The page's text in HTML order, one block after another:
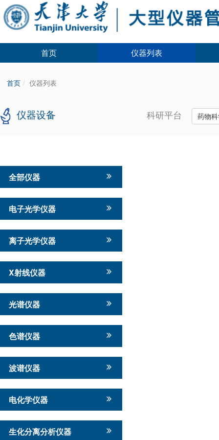
首页 仪器列表
首页 仪器列表
仪器设备 科研平台 药物
全部仪器
电子光学仪器
离子光学仪器
X射线仪器
光谱仪器
色谱仪器
波谱仪器
电化学仪器
生化分离分析仪器